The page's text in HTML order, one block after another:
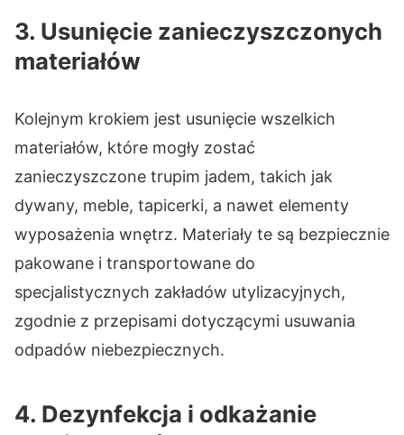
3. Usunięcie zanieczyszczonych
materiałów
Kolejnym krokiem jest usunięcie wszelkich
materiałów, które mogły zostać
zanieczyszczone trupim jadem, takich jak
dywany, meble, tapicerki, a nawet elementy
wyposażenia wnętrz. Materiały te są bezpiecznie
pakowane i transportowane do
specjalistycznych zakładów utylizacyjnych,
zgodnie z przepisami dotyczącymi usuwania
odpadów niebezpiecznych.
4. Dezynfekcja i odkażanie